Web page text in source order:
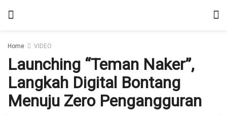
Home VIDEO
Launching “Teman Naker”,
Langkah Digital Bontang
Menuju Zero Pengangguran